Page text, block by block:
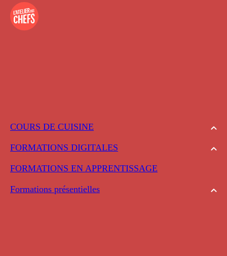
COURS DE CUISINE
FORMATIONS DIGITALES
FORMATIONS EN APPRENTISSAGE
Formations présentielles